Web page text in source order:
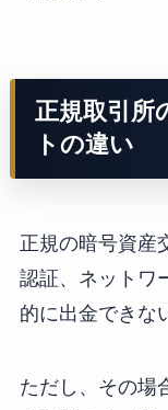
正規取引所
トの違い
正規の暗号資産
認証、ネットワ
的に出金できな
ただし、その場